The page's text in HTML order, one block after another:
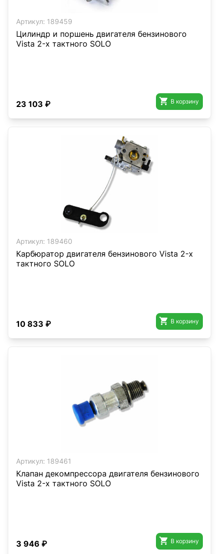
Артикул: 189459
Цилиндр и поршень двигателя бензинового
Vista 2-х тактного SOLO
23 103 ₽  В корзину
Артикул: 189460
Карбюратор двигателя бензинового Vista 2-х
тактного SOLO
10 833 ₽  В корзину
Артикул: 189461
Клапан декомпрессора двигателя бензинового
Vista 2-х тактного SOLO
3 946 ₽  В корзину